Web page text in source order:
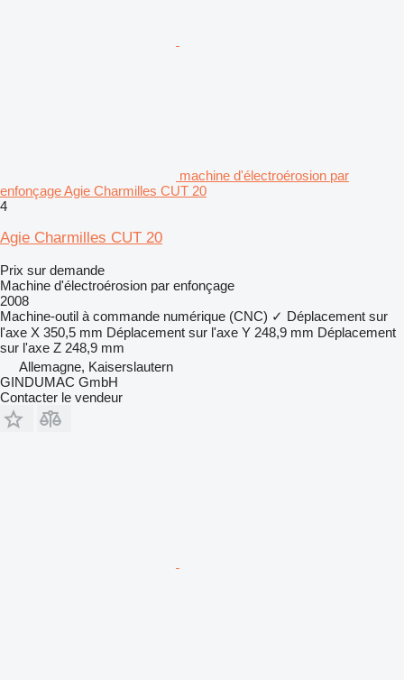
machine d'électroérosion par
enfonçage Agie Charmilles CUT 20
4
Agie Charmilles CUT 20
Prix sur demande
Machine d'électroérosion par enfonçage
2008
Machine-outil à commande numérique (CNC) ✓ Déplacement sur
l'axe X 350,5 mm Déplacement sur l'axe Y 248,9 mm Déplacement
sur l'axe Z 248,9 mm
Allemagne, Kaiserslautern
GINDUMAC GmbH
Contacter le vendeur